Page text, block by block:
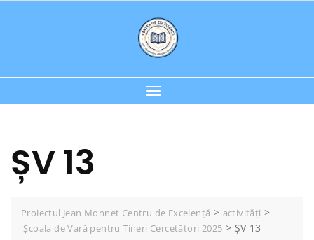
ȘV 13
Proiectul Jean Monnet Centru de Excelență > activități >
Școala de Vară pentru Tineri Cercetători 2025 > ȘV 13